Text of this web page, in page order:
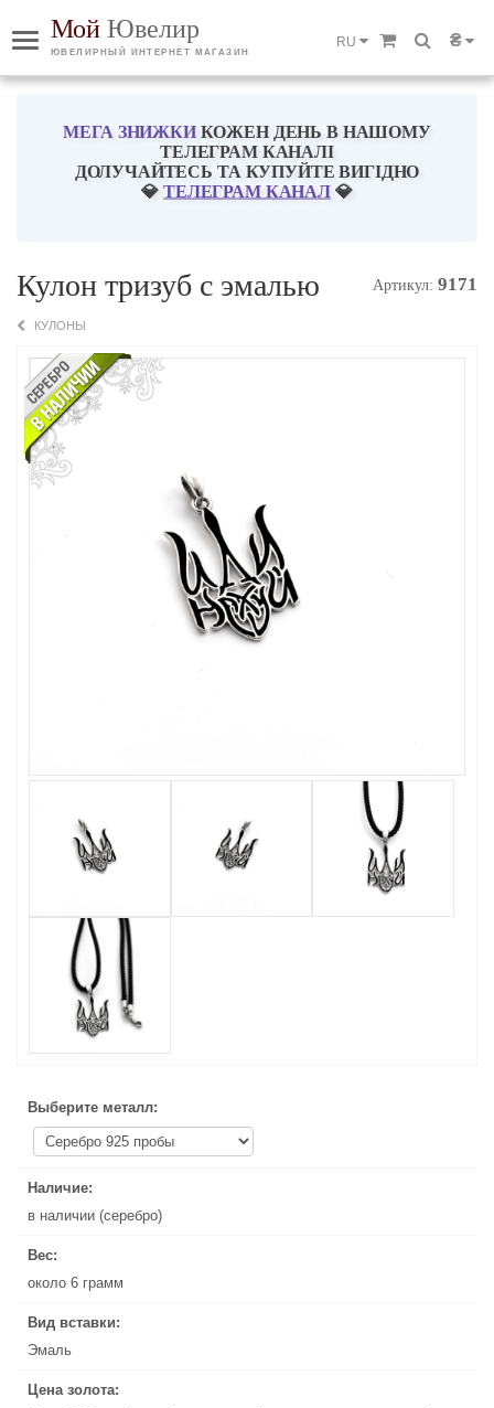
Мой Ювелир
ЮВЕЛИРНЫЙ ИНТЕРНЕТ МАГАЗИН
₴
RU
МЕГА ЗНИЖКИКОЖЕН ДЕНЬ В НАШОМУ
ТЕЛЕГРАМ КАНАЛІ
ДОЛУЧАЙТЕСЬ ТА КУПУЙТЕ ВИГІДНО
💎ТЕЛЕГРАМ КАНАЛ 💎
Кулон тризуб с эмалью Артикул: 9171
КУЛОНЫ
Выберите металл:
Наличие:
в наличии (серебро)
Вес:
около 6 грамм
Вид вставки:
Эмаль
Цена золота: